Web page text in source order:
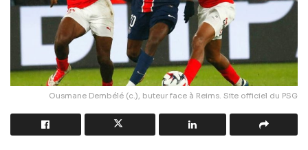
Ousmane Dembélé (c.), buteur face à Reims. Site officiel du PSG